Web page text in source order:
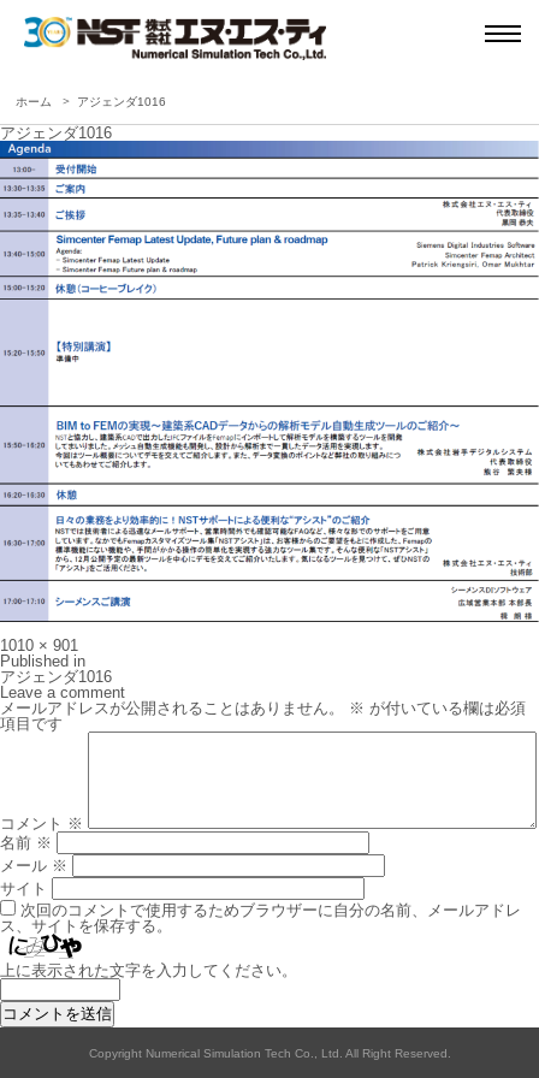
ホーム アジェンダ1016
アジェンダ1016
Full
size
1010 × 901
投
稿
ナ
ビ
ゲ
Published in
アジェンダ1016
Leave a comment
メールアドレスが公開されることはありません。
※ が付いている欄は必須
項目です
コメント ※
名前 ※
メール ※
サイト
次回のコメントで使用するためブラウザーに自分の名前、メールアドレ
ス、サイトを保存する。
上に表示された文字を入力してください。
Copyright Numerical Simulation Tech Co., Ltd. All Right Reserved.